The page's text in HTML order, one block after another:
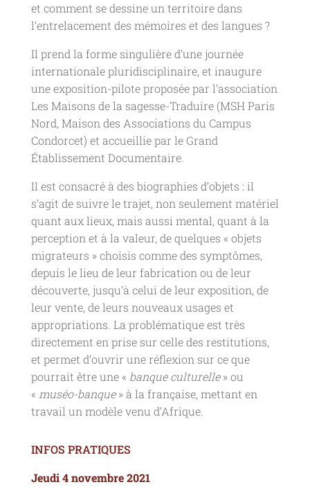
et comment se dessine un territoire dans
l’entrelacement des mémoires et des langues ?
Il prend la forme singulière d’une journée
internationale pluridisciplinaire, et inaugure
une exposition-pilote proposée par l’association
Les Maisons de la sagesse-Traduire (MSH Paris
Nord, Maison des Associations du Campus
Condorcet) et accueillie par le Grand
Établissement Documentaire.
Il est consacré à des biographies d’objets : il
s’agit de suivre le trajet, non seulement matériel
quant aux lieux, mais aussi mental, quant à la
perception et à la valeur, de quelques « objets
migrateurs » choisis comme des symptômes,
depuis le lieu de leur fabrication ou de leur
découverte, jusqu’à celui de leur exposition, de
leur vente, de leurs nouveaux usages et
appropriations. La problématique est très
directement en prise sur celle des restitutions,
et permet d’ouvrir une réflexion sur ce que
pourrait être une « banque culturelle» ou
« muséo-banque» à la française, mettant en
travail un modèle venu d’Afrique.
INFOS PRATIQUES
Jeudi 4 novembre 2021